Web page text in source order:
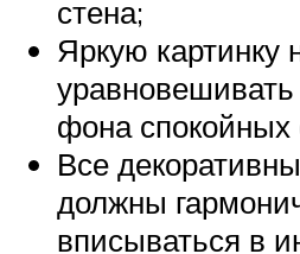
стена;
Яркую картинку
фона спокойных
Все
должны
вписываться в